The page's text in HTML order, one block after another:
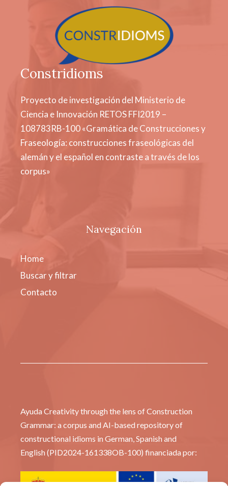
Constridioms
Proyecto de investigación del Ministerio de
Ciencia e Innovación RETOS FFI2019 –
108783RB-100 «Gramática de Construcciones y
Fraseología: construcciones fraseológicas del
alemán y el español en contraste a través de los
corpus»
Navegación
Home
Buscar y filtrar
Contacto
Ayuda Creativity through the lens of Construction
Grammar: a corpus and AI-based repository of
constructional idioms in German, Spanish and
English (PID2024-161338OB-100) financiada por: